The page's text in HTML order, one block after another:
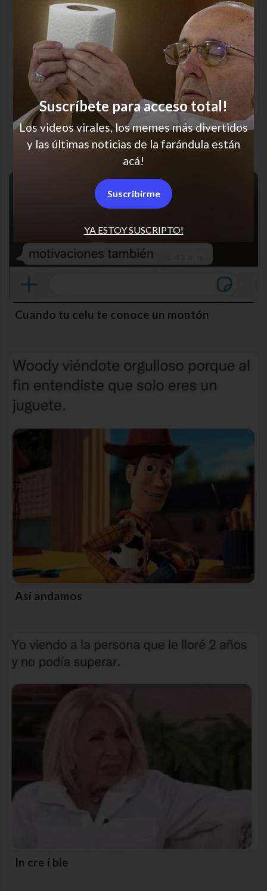
Ya ni me lo dicen
Cuando tu celu te conoce un montón
Así andamos
In cre í ble
YA ESTOY SUSCRIPTO!
Suscríbete para acceso total!
Los videos virales, los memes más divertidos
y las últimas noticias de la farándula están
acá!
Suscribirme